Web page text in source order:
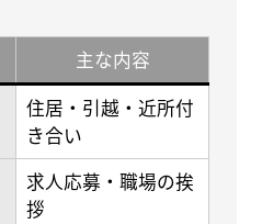
主な内容
住居・引越・近所付
き合い
求人応募・職場の挨
拶